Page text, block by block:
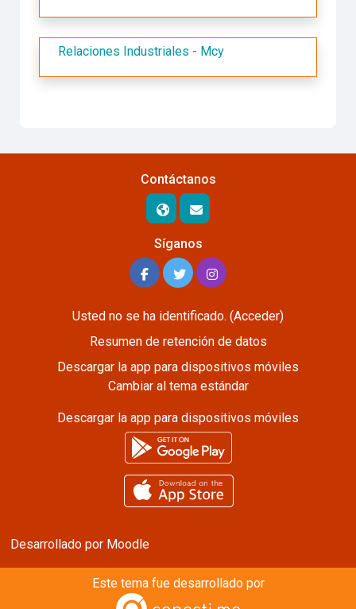
Relaciones Industriales - Mcy
Contáctanos
Síganos
Usted no se ha identificado. (Acceder)
Resumen de retención de datos
Descargar la app para dispositivos móviles
Cambiar al tema estándar
Descargar la app para dispositivos móviles
Desarrollado por Moodle
Este tema fue desarrollado por